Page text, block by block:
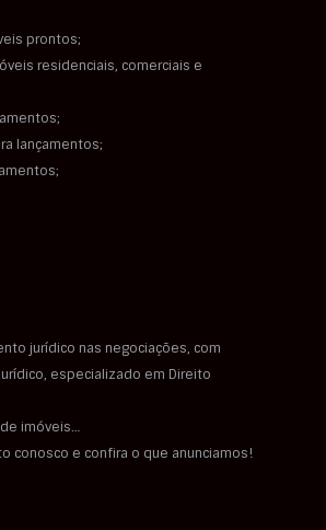
prontos;
residenciais, comerciais e
lançamentos;
jurídico nas negociações, com
especializado em Direito
de imóveis…
conosco e confira o que anunciamos!